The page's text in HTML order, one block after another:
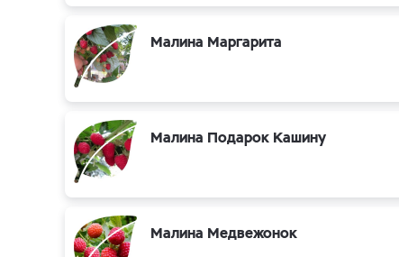
Малина Маргарита
Малина Подарок Кашину
Малина Медвежонок